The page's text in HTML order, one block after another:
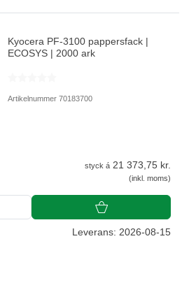
Kyocera PF-3100 pappersfack |
ECOSYS | 2000 ark
Artikelnummer 70183700
styck á 21 373,75 kr.
(inkl. moms)
Leverans: 2026-08-15